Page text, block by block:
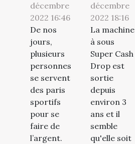
décembre
2022 16:46
De nos
jours,
plusieurs
personnes
se servent
des paris
sportifs
pour se
faire de
l’argent.
décembre
2022 18:16
La machine
à sous
Super Cash
Drop est
sortie
depuis
environ 3
ans et il
semble
qu'elle soit